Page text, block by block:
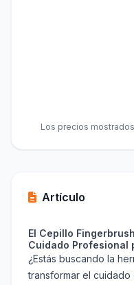
Los precios
Artículo
El Cepillo
Cuidado Profesional
¿Estás buscando la
transformar el